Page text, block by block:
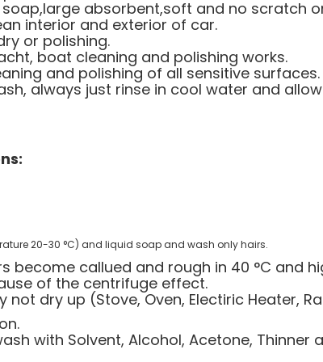
soap,large absorbent,soft and no scratch
interior and exterior of car.
or polishing.
boat cleaning and polishing works.
and polishing of all sensitive surfaces.
always just rinse in cool water and
20-30 °C) and liquid soap and wash only hairs.
become callued and rough in 40 °C and
of the centrifuge effect.
not dry up (Stove, Oven, Electiric Heater,
with Solvent, Alcohol, Acetone, Thinner